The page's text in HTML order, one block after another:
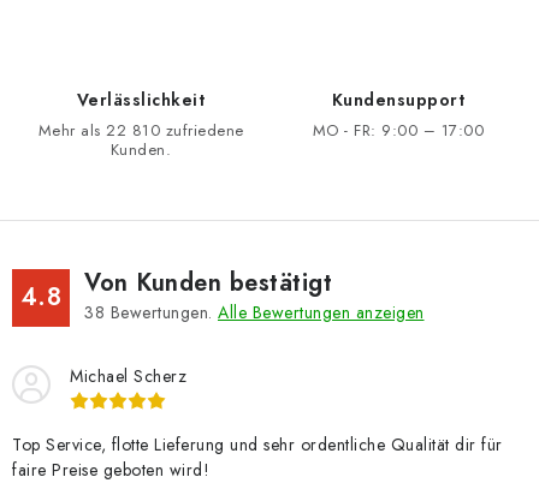
Verlässlichkeit
Mehr als 22 810 zufriedene
Kunden.
Kundensupport
MO - FR: 9:00 – 17:00
4.8 Von Kunden bestätigt
38 Bewertungen. Alle Bewertungen anzeigen
Michael Scherz
Top Service, flotte Lieferung und sehr ordentliche Qualität dir für
faire Preise geboten wird!